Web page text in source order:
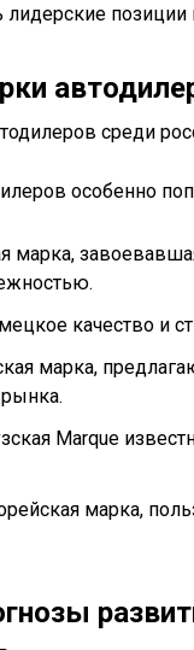
лидерские
особенно
марка,
качество и
марка,
Marque
марка,